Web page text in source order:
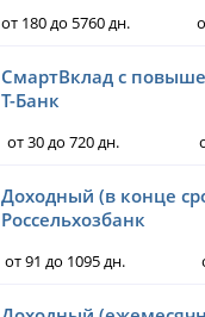
от 180 до 5760 дн.
СмартВклад с
Т-Банк
от 30 до 720 дн.
Доходный (в конце
Россельхозбанк
от 91 до 1095 дн.